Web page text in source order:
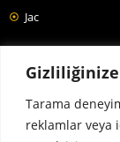
Tarama
reklamlar veya
Jac